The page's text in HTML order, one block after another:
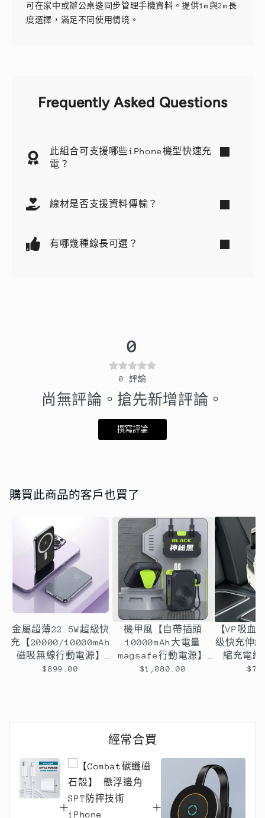
可在家中或辦公桌邊同步管理手機資料。提供1m與2m長
度選擇，滿足不同使用情境。
Frequently Asked Questions
此組合可支援哪些iPhone機型快速充
電？
線材是否支援資料傳輸？
有哪幾種線長可選？
0
0 評論
尚無評論。搶先新增評論。
撰寫評論
購買此商品的客戶也買了
金屬超薄22.5W超級快
充【20000/10000mAh
磁吸無線行動電源】
PD22.5W快充行動電源
$899.00
機甲風【自帶插頭
10000mAh大電量
magsafe行動電源】
（附1條萬用線）
$1,080.00
【VP吸血
级快充伸
縮充電線
孔
經常合買